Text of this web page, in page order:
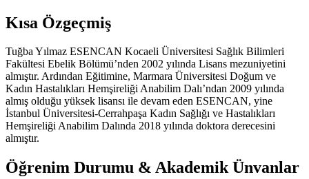
Kısa Özgeçmiş
Tuğba Yılmaz ESENCAN Kocaeli Üniversitesi Sağlık Bilimleri
Fakültesi Ebelik Bölümü’nden 2002 yılında Lisans mezuniyetini
almıştır. Ardından Eğitimine, Marmara Üniversitesi Doğum ve
Kadın Hastalıkları Hemşireliği Anabilim Dalı’ndan 2009 yılında
almış olduğu yüksek lisansı ile devam eden ESENCAN, yine
İstanbul Üniversitesi-Cerrahpaşa Kadın Sağlığı ve Hastalıkları
Hemşireliği Anabilim Dalında 2018 yılında doktora derecesini
almıştır.
Öğrenim Durumu & Akademik Ünvanlar